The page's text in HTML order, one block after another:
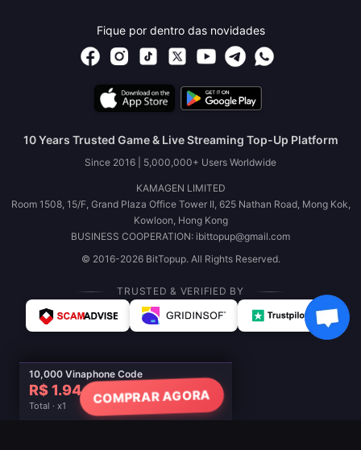
10,000 Vinaphone Code
R$ 1.94
Total · x1 COMPRAR AGORA
Fique por dentro das novidades
10 Years Trusted Game & Live Streaming Top-Up Platform
Since 2016 | 5,000,000+ Users Worldwide
KAMAGEN LIMITED
Room 1508, 15/F, Grand Plaza Office Tower II, 625 Nathan Road, Mong Kok,
Kowloon, Hong Kong
BUSINESS COOPERATION: ibittopup@gmail.com
© 2016-2026 BitTopup. All Rights Reserved.
TRUSTED & VERIFIED BY